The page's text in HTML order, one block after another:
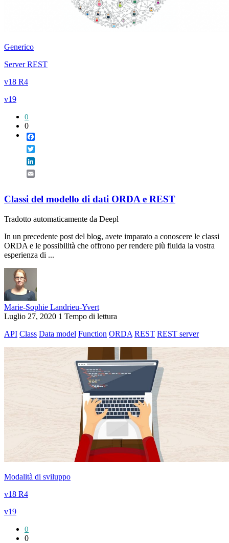
Generico
Server REST
v18 R4
v19
0
0
Classi del modello di dati ORDA e REST
Tradotto automaticamente da Deepl
In un precedente post del blog, avete imparato a conoscere le classi
ORDA e le possibilità che offrono per rendere più fluida la vostra
esperienza di ...
Marie-Sophie Landrieu-Yvert
Luglio 27, 2020 1 Tempo di lettura
API Class Data model Function ORDA REST REST server
Modalità di sviluppo
v18 R4
v19
0
0